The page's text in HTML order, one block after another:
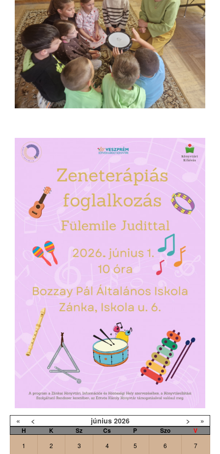
« < június 2026 > »
H K Sz Cs P Szo V
1 2 3 4 5 6 7